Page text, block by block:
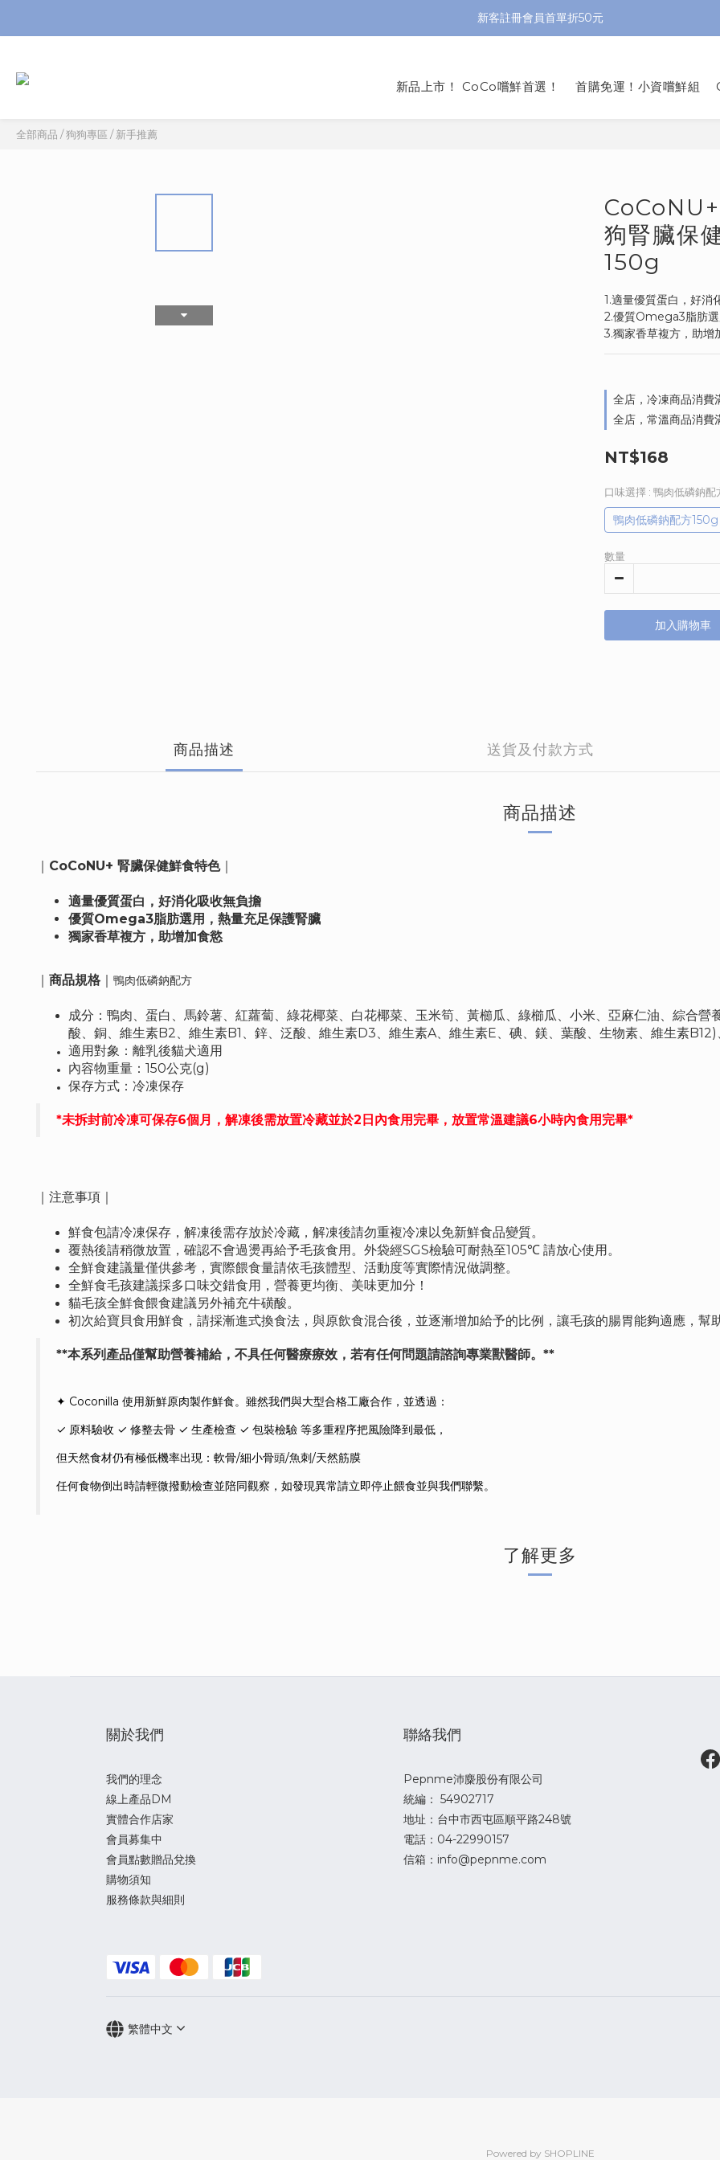
新客註冊會員首單折50元
新品上市！ CoCo嚐鮮首選！ 首購免運！小資嚐鮮組
全部商品 /狗狗專區 /新手推薦
狗腎臟保
150g
1.適量優質蛋白，好消
2.優質Omega3脂肪
3.獨家香草複方，助增
全店，冷凍商品消
全店，常溫商品消
NT$168
口味選擇 : 鴨肉低磷鈉配
鴨肉低磷鈉配方
數量
加入購物車
商品描述 送貨及付款方式
商品描述
｜ CoCoNU+ 腎臟保健鮮食特色｜
適量優質蛋白，好消化吸收無負擔
優質Omega3脂肪選用，熱量充足保護腎臟
獨家香草複方，助增加食慾
｜ 商品規格 ｜ 鴨肉低磷鈉配方
成分： 鴨肉、蛋白、馬鈴薯、紅蘿蔔、綠花椰菜、白花椰菜、玉米筍、黃櫛瓜、綠櫛瓜、小米、亞麻仁油、綜合
酸、銅、維生素B2、維生素B1、鋅、泛酸、維生素D3、維生素A、維生素E、碘、鎂、葉酸、生物素、維生素
適用對象：離乳後貓犬適用
內容物重量：150公克(g)
保存方式：冷凍保存
*未拆封前冷凍可保存6個月，解凍後需放置冷藏並於2日內食用完畢，放置常溫建議6小時內食用完畢*
｜注意事項｜
鮮食包請冷凍保存，解凍後需存放於冷藏，解凍後請勿重複冷凍以免新鮮食品變質。
覆熱後請稍微放置，確認不會過燙再給予毛孩食用。外袋經SGS檢驗可耐熱至105℃ 請放心使用。
全鮮食建議量僅供參考，實際餵食量請依毛孩體型、活動度等實際情況做調整。
全鮮食毛孩建議採多口味交錯食用，營養更均衡、美味更加分！
貓毛孩全鮮食餵食建議另外補充牛磺酸。
初次給寶貝食用鮮食，請採漸進式換食法，與原飲食混合後，並逐漸增加給予的比例，讓毛孩的腸胃能夠適應，幫
**本系列產品僅幫助營養補給，不具任何醫療療效，若有任何問題請諮詢專業獸醫師。**
✦ Coconilla 使用新鮮原肉製作鮮食。 雖然我們與大型合格工廠合作，並透過：
✓ 原料驗收 ✓ 修整去骨 ✓ 生產檢查 ✓ 包裝檢驗 等多重程序把風險降到最低，
但天然食材仍有極低機率出現：軟骨/細小骨頭/魚刺/天然筋膜
任何食物倒出時請輕微撥動檢查並陪同觀察，如發現異常請立即停止餵食並與我們聯繫。
了解更多
關於我們
我們的理念
線上產品DM
實體合作店家
會員募集中
會員點數贈品兌換
購物須知
服務條款與細則
聯絡我們
Pepnme沛麋股份有限公司
統編： 54902717
地址：台中市西屯區順平路248號
電話：04-22990157
信箱：info@pepnme.com
繁體中文
Powered by SHOPLINE